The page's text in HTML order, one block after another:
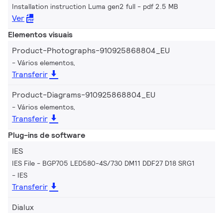
Installation instruction Luma gen2 full pdf 2.5 MB
Ver
Elementos visuais
Product-Photographs-910925868804_EU
Vários elementos,
Transferir
Product-Diagrams-910925868804_EU
Vários elementos,
Transferir
Plug-ins de software
IES
IES File - BGP705 LED580-4S/730 DM11 DDF27 D18 SRG1
IES
Transferir
Dialux